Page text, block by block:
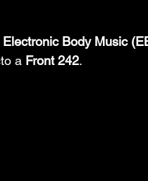
Conciertos
Body Music
a Front 242.